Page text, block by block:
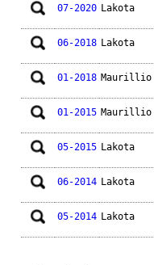
07-2020 Lakota
06-2018 Lakota
01-2018 Maurillio
01-2015 Maurillio
05-2015 Lakota
06-2014 Lakota
05-2014 Lakota